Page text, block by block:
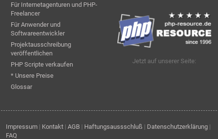
Für Internetagenturen und PHP-
Freelancer
Für Anwender und
Softwareentwickler
Projektausschreibung
veröffentlichen
PHP Scripte verkaufen
* Unsere Preise
Glossar
Jetzt auf unserer Seite:
Impressum | Kontakt | AGB | Haftungsaussschluß | Datenschutzerklärung |
FAQ